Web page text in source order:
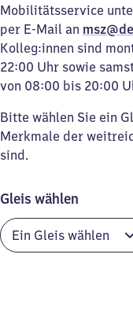
Mobilitätsservice
per E-Mail an
Kolleg:innen sind
22:00 Uhr sowie
von 08:00 bis 20:00
Bitte wählen Sie ein
Merkmale der
sind.
Gleis wählen